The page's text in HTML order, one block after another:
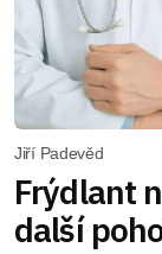
Jiří Padevěd
Frýdlant
další